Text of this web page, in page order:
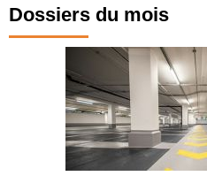
Dossiers du mois